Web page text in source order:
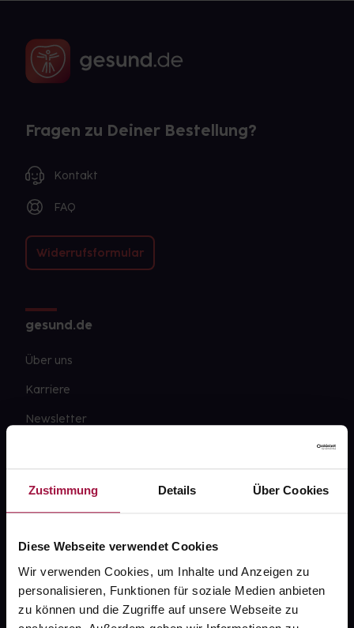
Zustimmung Details Über Cookies
Diese Webseite verwendet Cookies
Wir verwenden Cookies, um Inhalte und Anzeigen zu
personalisieren, Funktionen für soziale Medien anbieten
zu können und die Zugriffe auf unsere Webseite zu
Fragen zu Deiner Bestellung?
Kontakt
FAQ
Widerrufsformular
gesund.de
Über uns
Karriere
Newsletter
Datenschutz
AGB
Impressum